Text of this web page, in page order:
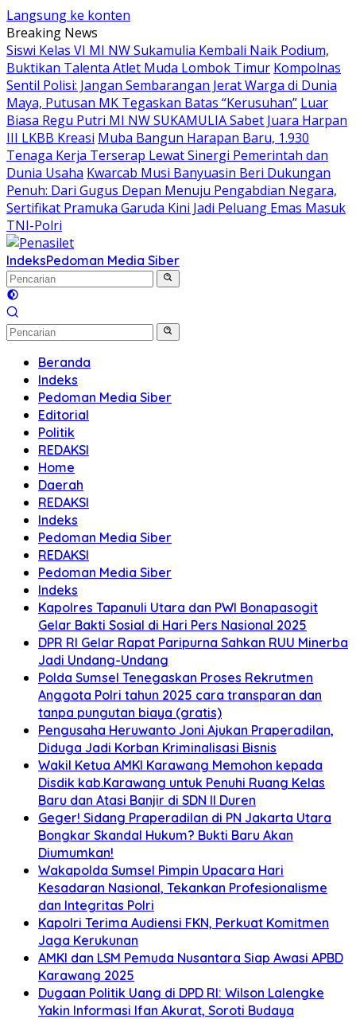
Langsung ke konten
Breaking News
Siswi Kelas VI MI NW Sukamulia Kembali Naik Podium,
Buktikan Talenta Atlet Muda Lombok Timur Kompolnas
Sentil Polisi: Jangan Sembarangan Jerat Warga di Dunia
Maya, Putusan MK Tegaskan Batas “Kerusuhan” Luar
Biasa Regu Putri MI NW SUKAMULIA Sabet Juara Harpan
III LKBB Kreasi Muba Bangun Harapan Baru, 1.930
Tenaga Kerja Terserap Lewat Sinergi Pemerintah dan
Dunia Usaha Kwarcab Musi Banyuasin Beri Dukungan
Penuh: Dari Gugus Depan Menuju Pengabdian Negara,
Sertifikat Pramuka Garuda Kini Jadi Peluang Emas Masuk
TNI-Polri
IndeksPedoman Media Siber
Beranda
Indeks
Pedoman Media Siber
Editorial
Politik
REDAKSI
Home
Daerah
REDAKSI
Indeks
Pedoman Media Siber
REDAKSI
Pedoman Media Siber
Indeks
Kapolres Tapanuli Utara dan PWI Bonapasogit
Gelar Bakti Sosial di Hari Pers Nasional 2025
DPR RI Gelar Rapat Paripurna Sahkan RUU Minerba
Jadi Undang-Undang
Polda Sumsel Tenegaskan Proses Rekrutmen
Anggota Polri tahun 2025 cara transparan dan
tanpa pungutan biaya (gratis)
Pengusaha Heruwanto Joni Ajukan Praperadilan,
Diduga Jadi Korban Kriminalisasi Bisnis
Wakil Ketua AMKI Karawang Memohon kepada
Disdik kab.Karawang untuk Penuhi Ruang Kelas
Baru dan Atasi Banjir di SDN II Duren
Geger! Sidang Praperadilan di PN Jakarta Utara
Bongkar Skandal Hukum? Bukti Baru Akan
Diumumkan!
Wakapolda Sumsel Pimpin Upacara Hari
Kesadaran Nasional, Tekankan Profesionalisme
dan Integritas Polri
Kapolri Terima Audiensi FKN, Perkuat Komitmen
Jaga Kerukunan
AMKI dan LSM Pemuda Nusantara Siap Awasi APBD
Karawang 2025
Dugaan Politik Uang di DPD RI: Wilson Lalengke
Yakin Informasi Ifan Akurat, Soroti Budaya